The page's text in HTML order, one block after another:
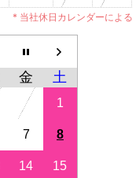
* 当社休日カレンダーによる
金 土
1
7 8
14 15